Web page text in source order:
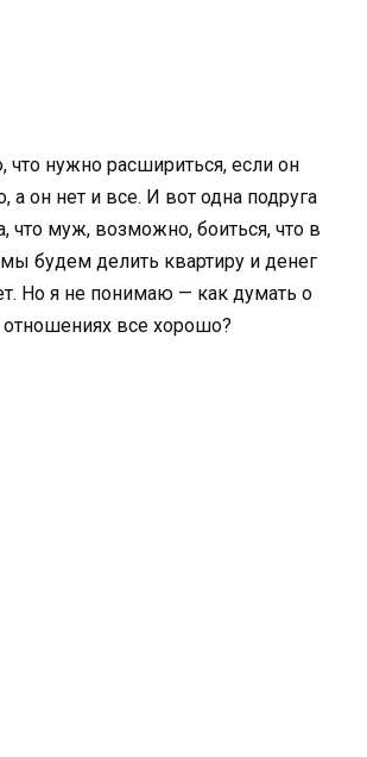
что нужно расшириться, если он
а он нет и все. И вот одна подруга
что муж, возможно, боиться, что в
будем делить квартиру и денег
Но я не понимаю — как думать о
отношениях все хорошо?